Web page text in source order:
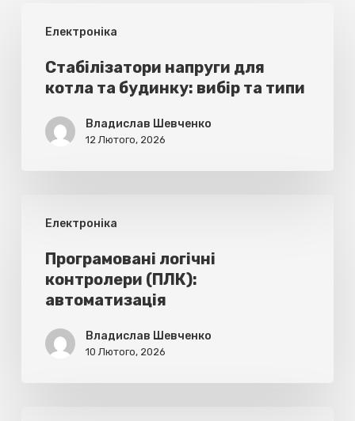
Електроніка
напруги
котла
будинку:
типи
Стабілізатори напруги для
котла та будинку: вибір та типи
Владислав Шевченко
12 Лютого, 2026
Електроніка
логічні
контролери
(ПЛК):
автоматизація
Програмовані логічні
контролери (ПЛК):
автоматизація
Владислав Шевченко
10 Лютого, 2026